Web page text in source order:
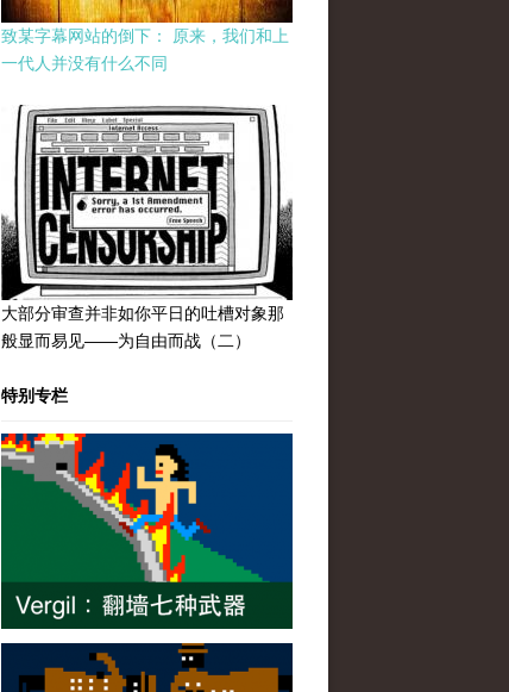
致某字幕网站的倒下： 原来，我们和上
一代人并没有什么不同
大部分审查并非如你平日的吐槽对象那
般显而易见——为自由而战（二）
特别专栏